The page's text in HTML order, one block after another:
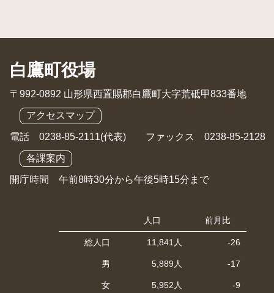
白鷹町役場
〒992-0892 山形県西置賜郡白鷹町大字荒砥甲833番地
アクセスマップ
電話 0238-85-2111(代表) ファックス 0238-85-2128
各課案内
開庁時間 午前8時30分から午後5時15分まで
人口 前月比
総人口 11,841人 -26
男 5,889人 -17
女 5,952人 -9